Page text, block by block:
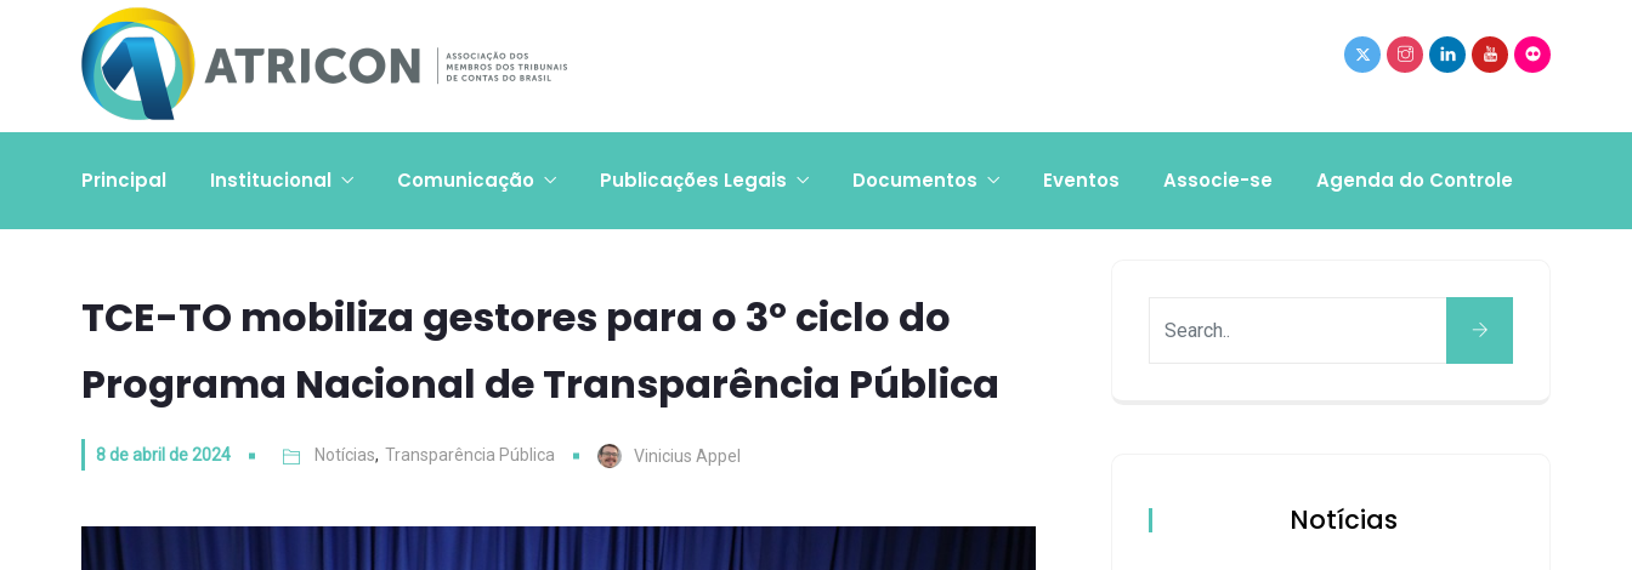
Principal Institucional Comunicação Publicações Legais Documentos Eventos Associe-se Agenda do Controle
TCE-TO mobiliza gestores para o 3º ciclo do
Programa Nacional de Transparência Pública
8 de abril de 2024 Notícias, Transparência Pública Vinicius Appel
Notícias